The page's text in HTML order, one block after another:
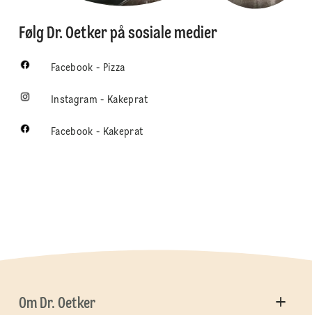
Følg Dr. Oetker på sosiale medier
Facebook - Pizza
Instagram - Kakeprat
Facebook - Kakeprat
Om Dr. Oetker